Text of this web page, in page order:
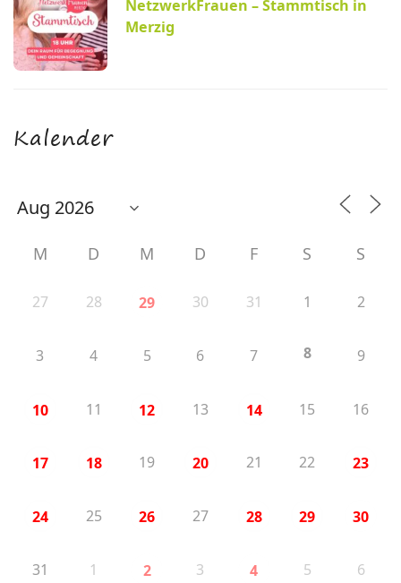
NetzwerkFrauen – Stammtisch in
Merzig
Kalender
M D M D F S S
27 28 29 30 31 1 2
3 4 5 6 7 8 9
10 11 12 13 14 15 16
17 18 19 20 21 22 23
24 25 26 27 28 29 30
31 1 2 3 4 5 6